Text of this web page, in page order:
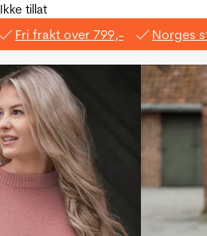
Ikke tillat
Fri frakt over 799,- Norges